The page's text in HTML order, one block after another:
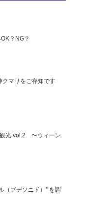
？NG？
クマリをご存知です
光 vol.2 〜ウィーン
（ブデソニド）” を調